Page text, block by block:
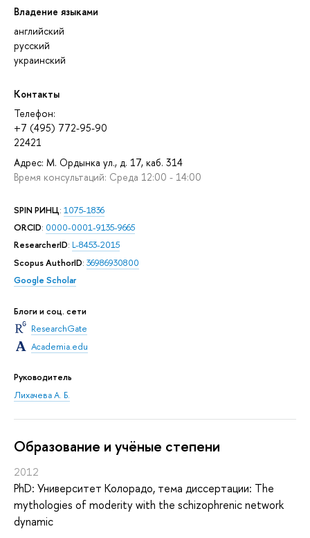
Владение языками
английский
русский
украинский
Контакты
Телефон:
+7 (495) 772-95-90
22421
Адрес: М. Ордынка ул., д. 17, каб. 314
Время консультаций: Среда 12:00 - 14:00
SPIN РИНЦ: 1075-1836
ORCID: 0000-0001-9135-9665
ResearcherID: L-8453-2015
Scopus AuthorID: 36986930800
Google Scholar
Блоги и соц. сети
ResearchGate
Academia.edu
Руководитель
Лихачева А. Б.
Oбразование и учёные степени
2012
PhD: Университет Колорадо, тема диссертации: The
mythologies of moderity with the schizophrenic network
dynamic